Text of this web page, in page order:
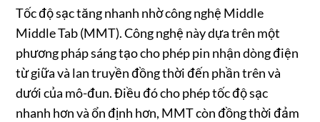
Tốc độ sạc tăng nhanh nhờ công nghệ Middle
Middle Tab (MMT). Công nghệ này dựa trên một
phương pháp sáng tạo cho phép pin nhận dòng điện
từ giữa và lan truyền đồng thời đến phần trên và
dưới của mô-đun. Điều đó cho phép tốc độ sạc
nhanh hơn và ổn định hơn, MMT còn đồng thời đảm